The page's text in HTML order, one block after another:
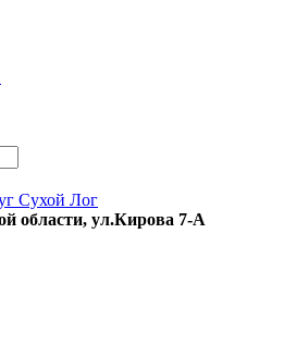
Сухой Лог
области, ул.Кирова 7-А